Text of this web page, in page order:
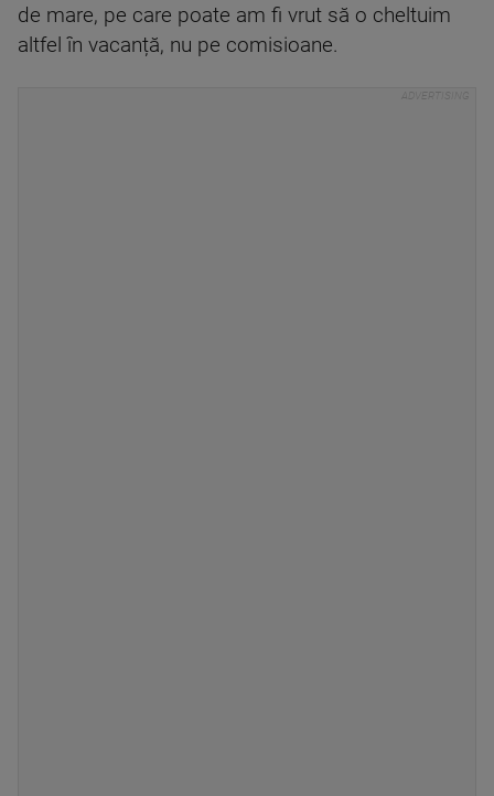
de mare, pe care poate am fi vrut să o cheltuim
altfel în vacanță, nu pe comisioane.